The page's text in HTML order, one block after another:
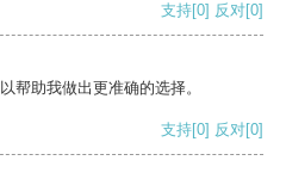
支持[0] 反对[0]
帮助我做出更准确的选择。
支持[0] 反对[0]